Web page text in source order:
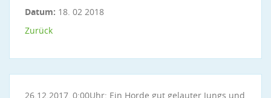
Datum: 18. 02 2018
Zurück
26.12.2017, 0:00Uhr: Ein Horde gut gelauter Jungs und